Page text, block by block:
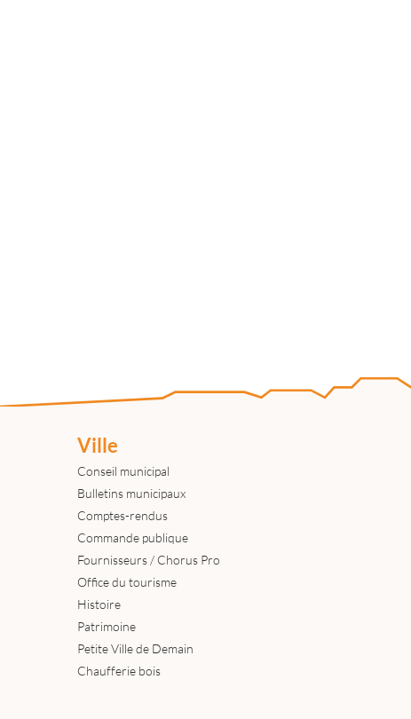
Ville
Conseil municipal
Bulletins municipaux
Comptes-rendus
Commande publique
Fournisseurs / Chorus Pro
Office du tourisme
Histoire
Patrimoine
Petite Ville de Demain
Chaufferie bois